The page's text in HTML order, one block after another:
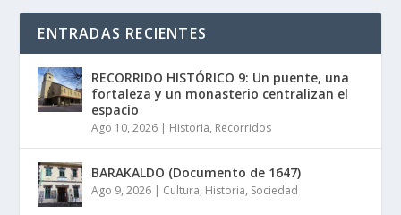
ENTRADAS RECIENTES
RECORRIDO HISTÓRICO 9: Un puente, una
fortaleza y un monasterio centralizan el
espacio
Ago 10, 2026 | Historia, Recorridos
BARAKALDO (Documento de 1647)
Ago 9, 2026 | Cultura, Historia, Sociedad